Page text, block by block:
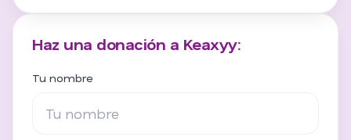
Haz una donación a Keaxyy:
Tu nombre